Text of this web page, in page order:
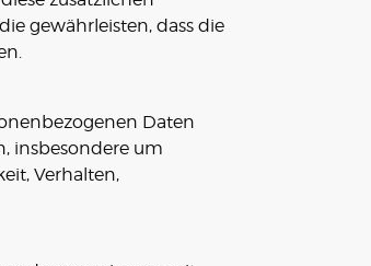
gewährleisten, dass die
Daten
insbesondere um
Verhalten,